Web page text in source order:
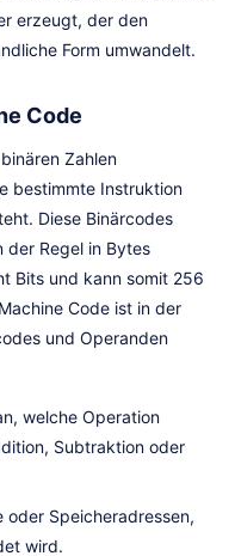
erzeugt, der den
Form umwandelt.
Code
Zahlen
bestimmte Instruktion
Diese Binärcodes
der Regel in Bytes
Bits und kann somit 256
Code ist in der
und Operanden
welche Operation
Subtraktion oder
oder Speicheradressen,
wird.